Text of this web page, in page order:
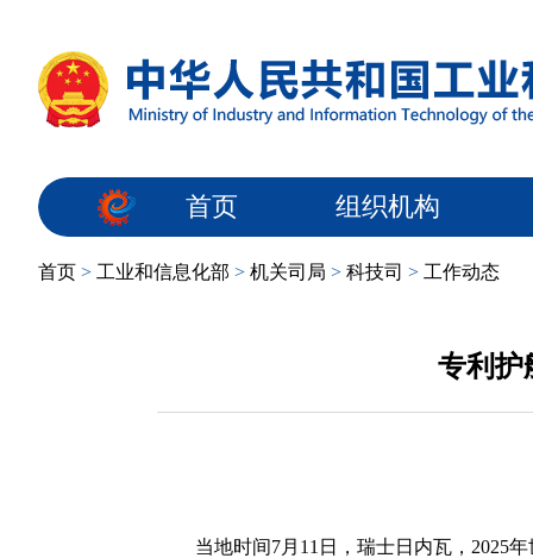
首页 组织机构
首页 > 工业和信息化部 > 机关司局 > 科技司 > 工作动态
专利护
当地时间7月11日，瑞士日内瓦，2025